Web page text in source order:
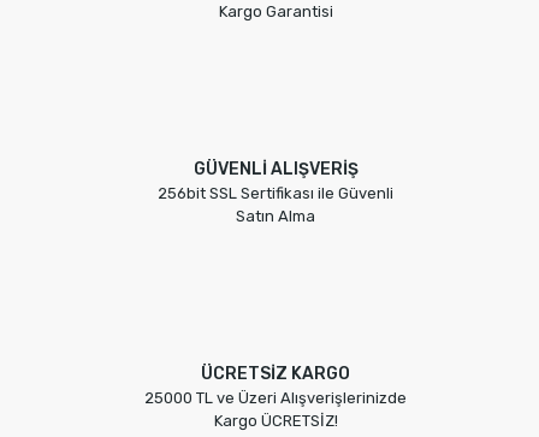
Kargo Garantisi
GÜVENLİ ALIŞVERİŞ
256bit SSL Sertifikası ile Güvenli
Satın Alma
ÜCRETSİZ KARGO
25000 TL ve Üzeri Alışverişlerinizde
Kargo ÜCRETSİZ!